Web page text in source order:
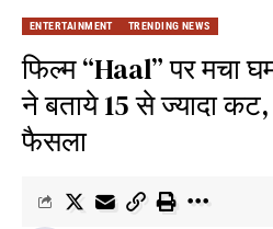
ENTERTAINMENT TRENDING NEWS
फिल्म “Haal” पर मचा
ने बताये 15 से ज्यादा कट,
फैसला